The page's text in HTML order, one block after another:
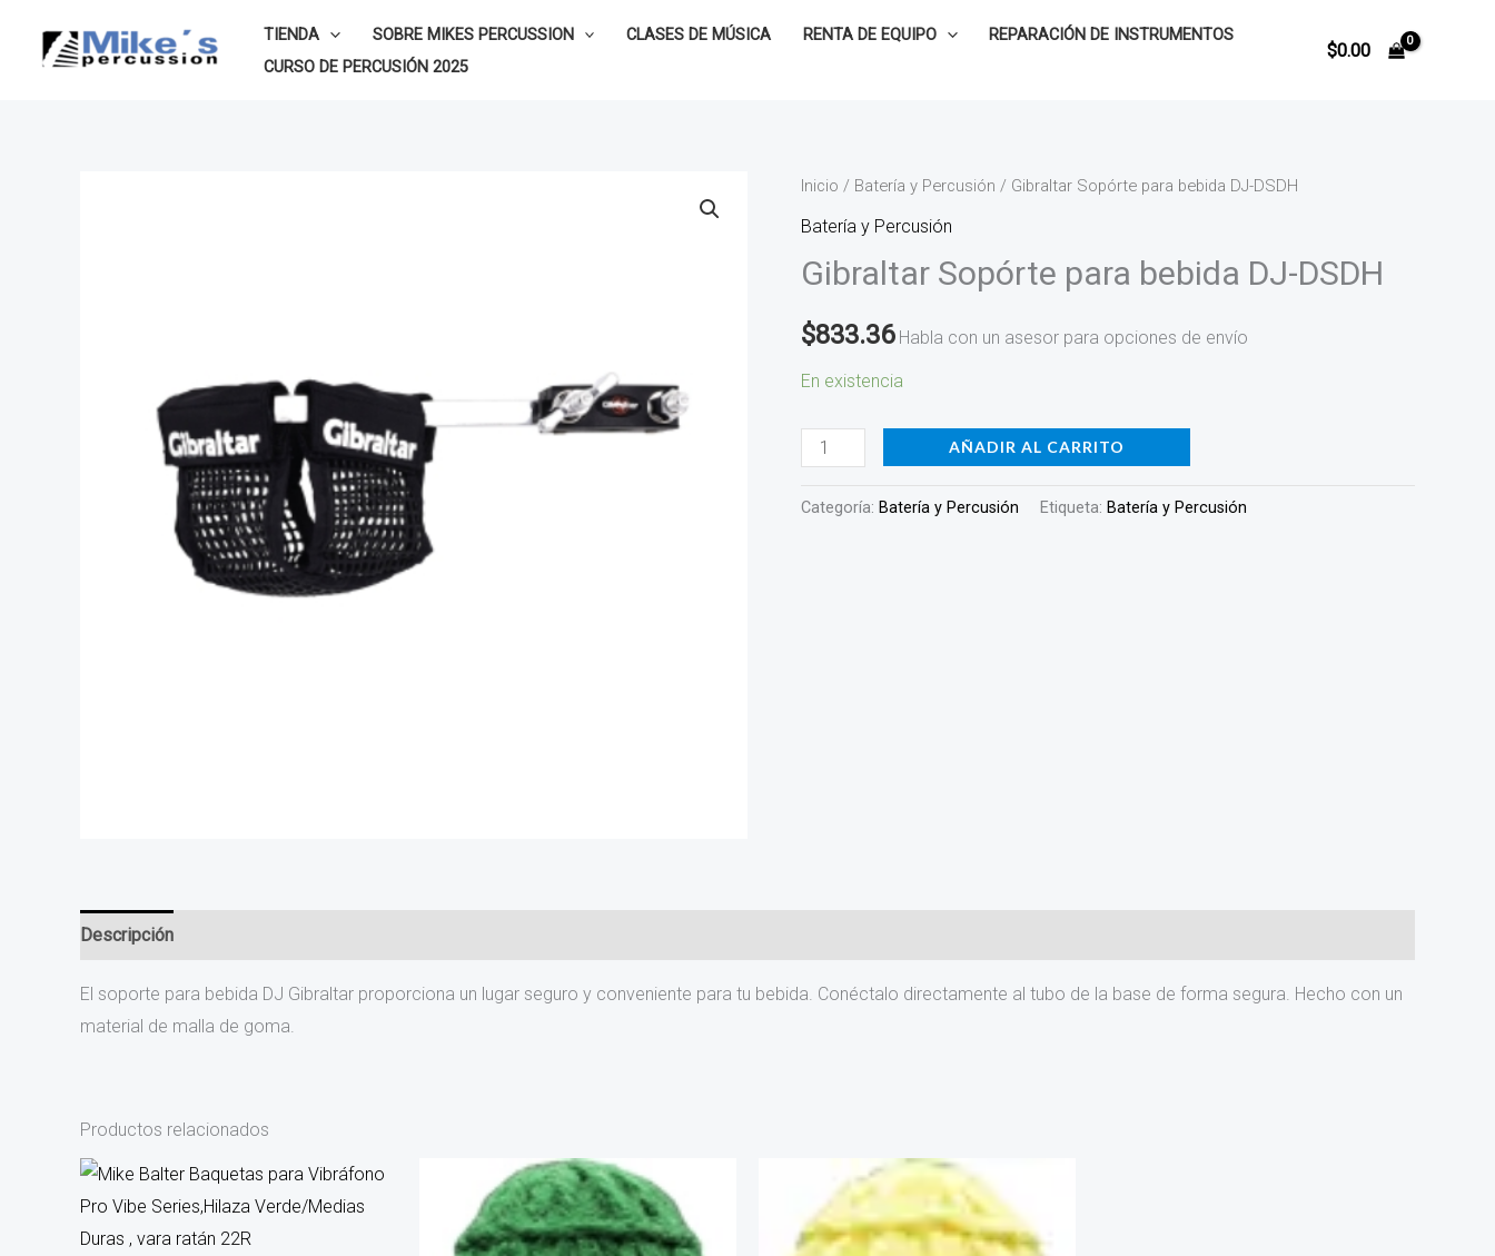
TIENDA SOBRE MIKES PERCUSSION CLASES DE MÚSICA RENTA DE EQUIPO
REPARACIÓN DE INSTRUMENTOS
CURSO DE PERCUSIÓN 2025
$0.00
Inicio / Batería y Percusión / Gibraltar Sopórte para bebida DJ-DSDH
Batería y Percusión
Gibraltar Sopórte para bebida DJ-DSDH
$833.36 Habla con un asesor para opciones de envío
En existencia
Gibraltar
Sopórte
bebida
DJ-
DSDH
cantidad
AÑADIR AL CARRITO
Categoría: Batería y Percusión Etiqueta: Batería y Percusión
Descripción
El soporte para bebida DJ Gibraltar proporciona un lugar seguro y conveniente para tu bebida. Conéctalo directamente al tubo de la base de forma segura. Hecho con un
material de malla de goma.
Productos relacionados